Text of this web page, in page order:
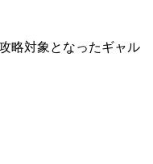
略対象となったギャル